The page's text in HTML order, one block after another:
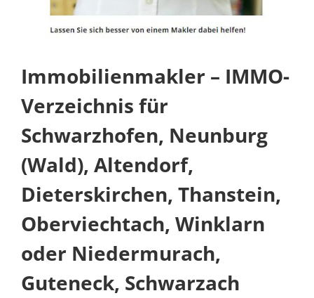
Immobilienmakler – IMMO-
Verzeichnis für
Schwarzhofen, Neunburg
(Wald), Altendorf,
Dieterskirchen, Thanstein,
Oberviechtach, Winklarn
oder Niedermurach,
Guteneck, Schwarzach